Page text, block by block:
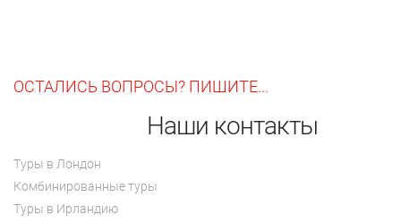
ОСТАЛИСЬ ВОПРОСЫ? ПИШИТЕ...
Наши контакты
Туры в Лондон
Комбинированные туры
Туры в Ирландию